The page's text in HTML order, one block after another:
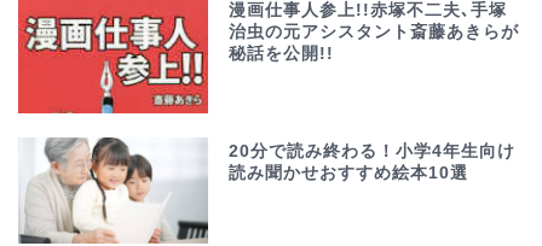
漫画仕事人参上!!赤塚不二夫､手塚
治虫の元アシスタント斎藤あきらが
秘話を公開!!
20分で読み終わる！小学4年生向け
読み聞かせおすすめ絵本10選